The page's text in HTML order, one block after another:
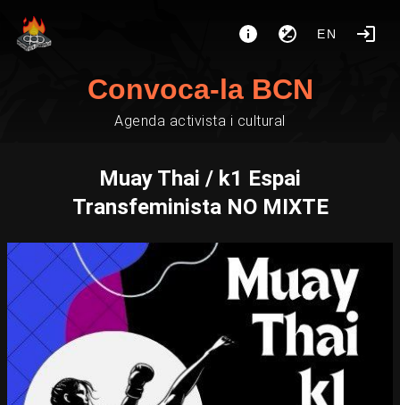
EN
Convoca-la BCN
Agenda activista i cultural
Muay Thai / k1 Espai
Transfeminista NO MIXTE